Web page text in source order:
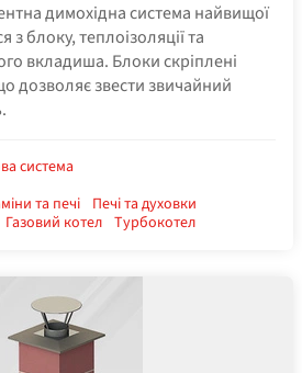
димохідна система найвищої
з блоку, теплоізоляції та
вкладиша. Блоки скріплені
дозволяє звести звичайний
система
та печі Печі та духовки
Газовий котел Турбокотел